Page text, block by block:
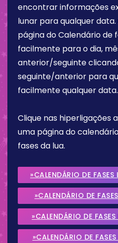
encontrar informações
lunar para qualquer
página do Calendário de
facilmente para o dia,
anterior/seguinte
seguinte/anterior para
facilmente qualquer data.
Clique nas hiperligações
uma página do
fases da lua.
»CALENDÁRIO DE
»CALENDÁRIO DE
»CALENDÁRIO DE
»CALENDÁRIO DE